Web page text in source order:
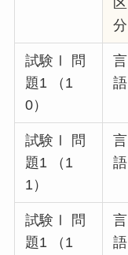
分
試験Ⅰ 問
題1 （1
0）
言
語
試験Ⅰ 問
題1 （1
1）
言
語
試験Ⅰ 問
題1 （1
言
語